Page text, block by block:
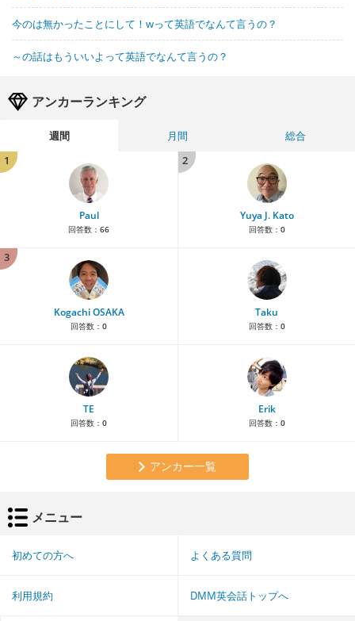
今のは無かったことにして！wって英語でなんて言うの？
～の話はもういいよって英語でなんて言うの？
アンカーランキング
週間 月間
総合
1
Paul
回答数： 66
2
Yuya J. Kato
回答数： 0
3
Kogachi OSAKA
回答数： 0
Taku
回答数： 0
TE
回答数： 0
Erik
回答数： 0
アンカー一覧
メニュー
初めての方へ よくある質問
利用規約 DMM英会話トップへ